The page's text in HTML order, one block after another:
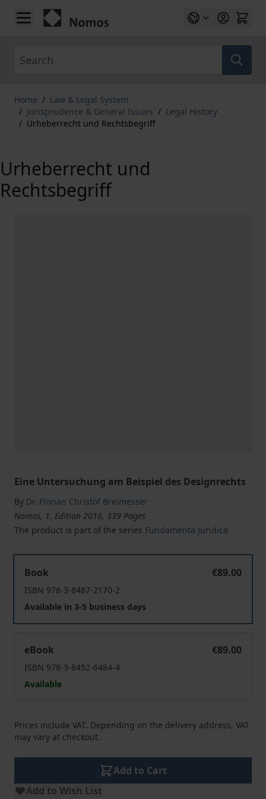
Skip to Content
Home / Law & Legal System
/ Jurisprudence & General Issues / Legal History
/ Urheberrecht und Rechtsbegriff
Urheberrecht und
Rechtsbegriff
Eine Untersuchung am Beispiel des Designrechts
By Dr. Florian Christof Breimesser
Nomos, 1. Edition 2016, 339 Pages
The product is part of the series Fundamenta Juridica
Book
€89.00
ISBN 978-3-8487-2170-2
Available in 3-5 business days
eBook
€89.00
ISBN 978-3-8452-6484-4
Available
Prices include VAT. Depending on the delivery address, VAT
may vary at checkout.
Add to Cart
Add to Wish List